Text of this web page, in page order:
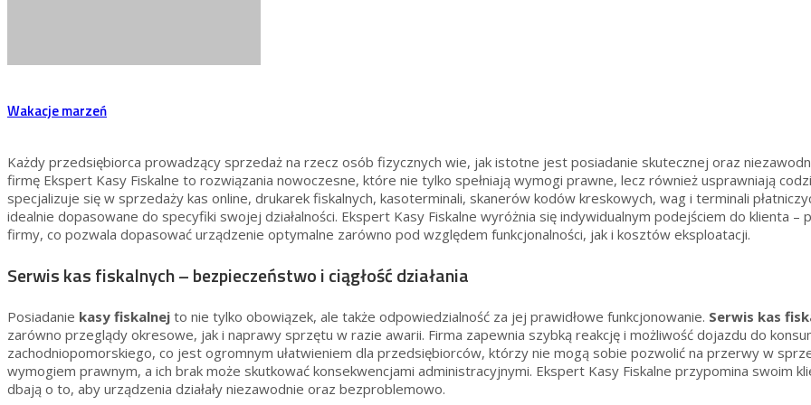
Wakacje marzeń
Każdy przedsiębiorca prowadzący sprzedaż na rzecz osób fizycznych wie, jak istotne jest posiadanie skutecznej oraz
firmę Ekspert Kasy Fiskalne to rozwiązania nowoczesne, które nie tylko spełniają wymogi prawne, lecz również usprawniają
specjalizuje się w sprzedaży kas online, drukarek fiskalnych, kasoterminali, skanerów kodów kreskowych, wag i terminali
idealnie dopasowane do specyfiki swojej działalności. Ekspert Kasy Fiskalne wyróżnia się indywidualnym podejściem do klienta
firmy, co pozwala dopasować urządzenie optymalne zarówno pod względem funkcjonalności, jak i kosztów eksploatacji.
Serwis kas fiskalnych – bezpieczeństwo i ciągłość działania
Posiadanie kasy fiskalnej to nie tylko obowiązek, ale także odpowiedzialność za jej prawidłowe funkcjonowanie. Serwis kas
zarówno przeglądy okresowe, jak i naprawy sprzętu w razie awarii. Firma zapewnia szybką reakcję i możliwość dojazdu do
zachodniopomorskiego, co jest ogromnym ułatwieniem dla przedsiębiorców, którzy nie mogą sobie pozwolić na przerwy w
wymogiem prawnym, a ich brak może skutkować konsekwencjami administracyjnymi. Ekspert Kasy Fiskalne przypomina swoim
dbają o to, aby urządzenia działały niezawodnie oraz bezproblemowo.